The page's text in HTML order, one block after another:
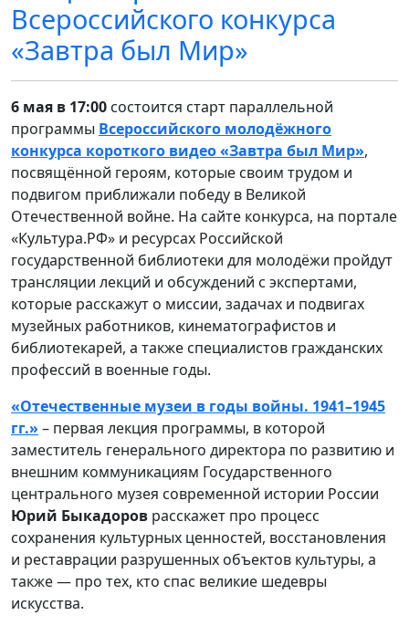
Всероссийского конкурса
«Завтра был Мир»
6 мая в 17:00 состоится старт параллельной
программы Всероссийского молодёжного
конкурса короткого видео «Завтра был Мир»,
посвящённой героям, которые своим трудом и
подвигом приближали победу в Великой
Отечественной войне. На сайте конкурса, на портале
«Культура.РФ» и ресурсах Российской
государственной библиотеки для молодёжи пройдут
трансляции лекций и обсуждений с экспертами,
которые расскажут о миссии, задачах и подвигах
музейных работников, кинематографистов и
библиотекарей, а также специалистов гражданских
профессий в военные годы.
«Отечественные музеи в годы войны. 1941–1945
гг.» – первая лекция программы, в которой
заместитель генерального директора по развитию и
внешним коммуникациям Государственного
центрального музея современной истории России
Юрий Быкадоров расскажет про процесс
сохранения культурных ценностей, восстановления
и реставрации разрушенных объектов культуры, а
также — про тех, кто спас великие шедевры
искусства.